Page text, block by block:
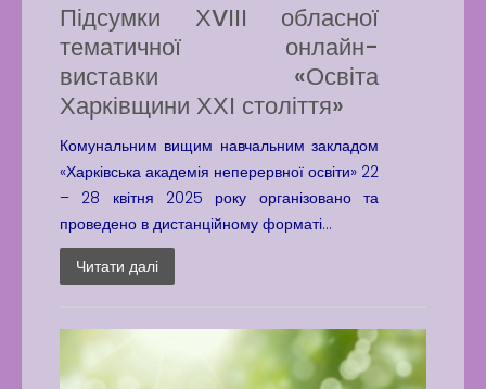
Підсумки ХVІІІ обласної
тематичної онлайн-
виставки «Освіта
Харківщини ХХІ століття»
Комунальним вищим навчальним закладом
«Харківська академія неперервної освіти» 22
– 28 квітня 2025 року організовано та
проведено в дистанційному форматі...
Читати далі